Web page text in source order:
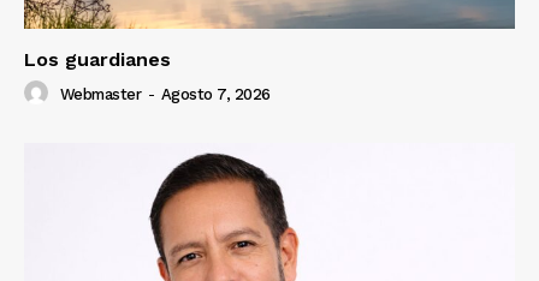
Los guardianes
Webmaster - Agosto 7, 2026